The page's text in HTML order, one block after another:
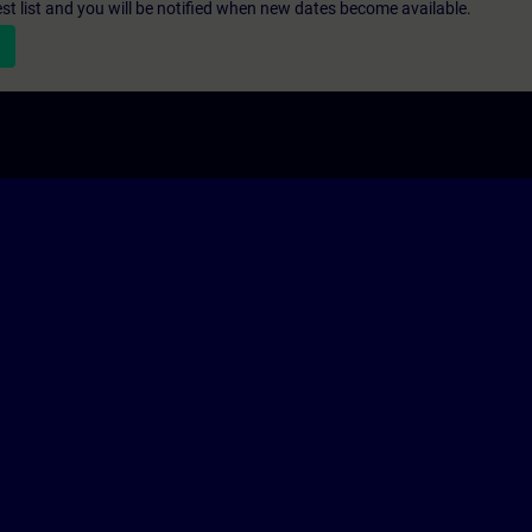
list and you will be notified when new dates become available.